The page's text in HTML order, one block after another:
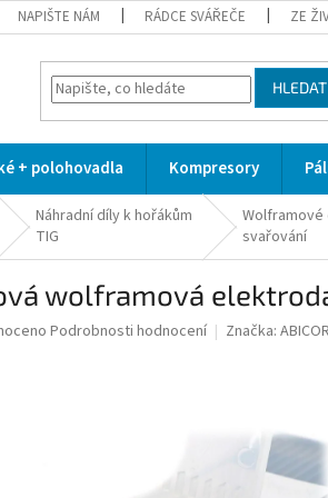
NAPIŠTE NÁM RÁDCE SVÁŘEČE ZE
HLEDAT
+ polohovadla Kompresory
Náhradní díly k hořákům
TIG
svařování
wolframová
Podrobnosti hodnocení Značka: